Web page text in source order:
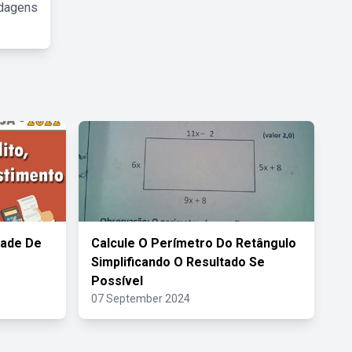
De
Calcule O Perímetro Do Retângulo
Simplificando O Resultado Se
Possível
07 September 2024